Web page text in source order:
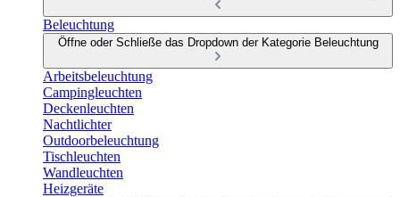
Beleuchtung
Öffne oder Schließe das Dropdown der Kategorie Beleuchtung
Arbeitsbeleuchtung
Campingleuchten
Deckenleuchten
Nachtlichter
Outdoorbeleuchtung
Tischleuchten
Wandleuchten
Heizgeräte